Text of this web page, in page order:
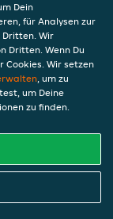
Dein
für Analysen zur
Wir
Dritten. Wenn Du
Cookies. Wir setzen
, um zu
um Deine
zu finden.